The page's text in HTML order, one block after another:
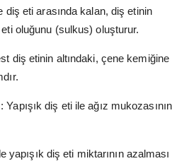
diş eti arasında kalan, diş etinin
oluğunu (sulkus) oluşturur.
diş etinin altındaki, çene kemiğine
diş eti ile ağız mukozasının
diş eti miktarının azalması